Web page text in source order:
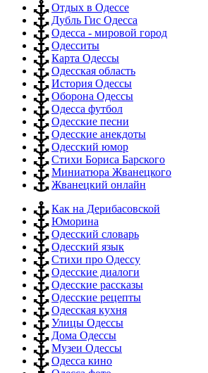
Отдых в Одессе
Дубль Гис Одесса
Одесса - мировой город
Одесситы
Карта Одессы
Одесская область
История Одессы
Оборона Одессы
Одесса футбол
Одесские песни
Одесские анекдоты
Одесский юмор
Стихи Бориса Барского
Миниатюра Жванецкого
Жванецкий онлайн
Как на Дерибасовской
Юморина
Одесский словарь
Одесский язык
Стихи про Одессу
Одесские диалоги
Одесские рассказы
Одесские рецепты
Одесская кухня
Улицы Одессы
Дома Одессы
Музеи Одессы
Одесса кино